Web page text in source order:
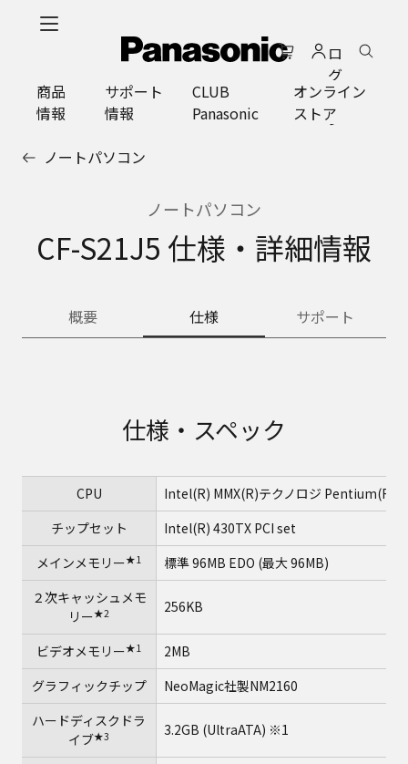
ロ
グ
イ
ン
商品
情報
サポート
情報
CLUB
Panasonic
オンライン
ストア
ノートパソコン
ノートパソコン
CF-S21J5 仕様・詳細情報
概要 仕様 サポート
仕様・スペック
CPU
Intel(R) MMX(R)テクノロジ Pentium(R)
チップセット
Intel(R) 430TX PCI set
メインメモリー★1
標準 96MB EDO (最大 96MB)
２次キャッシュメモ
リー★2 256KB
ビデオメモリー★1
2MB
グラフィックチップ
NeoMagic社製NM2160
ハードディスクドラ
イブ★3 3.2GB (UltraATA) ※1